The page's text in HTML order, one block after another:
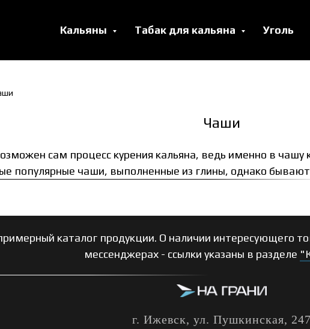
Кальяны Табак для кальяна Уголь
Чаши
сам процесс курения кальяна, ведь именно в чашу
популярные чаши, выполненные из глины, однако
каталог продукции. О наличии интересующего
мессенджерах - ссылки указаны в разделе
г. Ижевск, ул. Пушкинская, 247